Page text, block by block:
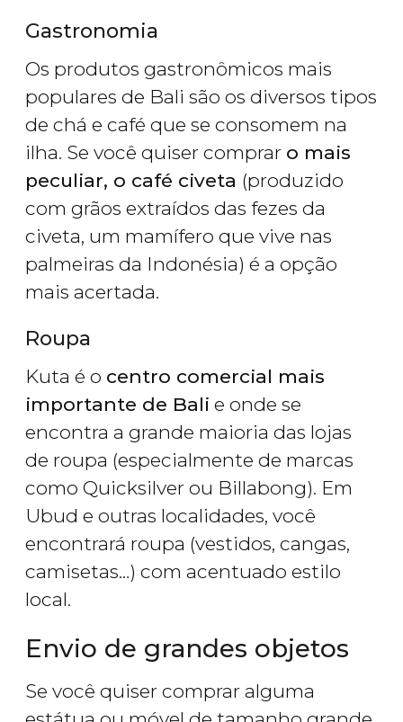
Gastronomia
Os produtos gastronômicos mais
populares de Bali são os diversos tipos
de chá e café que se consomem na
ilha. Se você quiser comprar o mais
peculiar, o café civeta (produzido
com grãos extraídos das fezes da
civeta, um mamífero que vive nas
palmeiras da Indonésia) é a opção
mais acertada.
Roupa
Kuta é o centro comercial mais
importante de Bali e onde se
encontra a grande maioria das lojas
de roupa (especialmente de marcas
como Quicksilver ou Billabong). Em
Ubud e outras localidades, você
encontrará roupa (vestidos, cangas,
camisetas…) com acentuado estilo
local.
Envio de grandes objetos
Se você quiser comprar alguma